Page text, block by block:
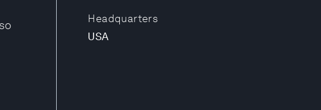
Headquarters
USA